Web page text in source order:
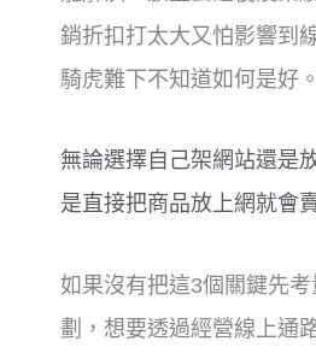
銷折扣打太大又怕影響到
騎虎難下不知道如何是好。
無論選擇自己架網站還是
是直接把商品放上網就會
如果沒有把這3個關鍵先
劃， 想要透過經營線上通